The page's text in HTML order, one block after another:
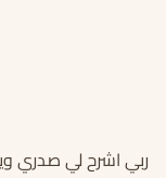
ربي اشرح لي صدري